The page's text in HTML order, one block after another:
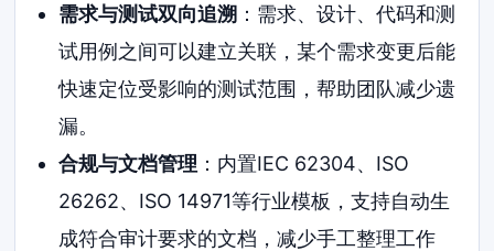
需求与测试双向追溯：需求、设计、代码和测
试用例之间可以建立关联，某个需求变更后能
快速定位受影响的测试范围，帮助团队减少遗
漏。
合规与文档管理 ：内置IEC 62304、ISO
26262、ISO 14971等行业模板，支持自动生
成符合审计要求的文档，减少手工整理工作